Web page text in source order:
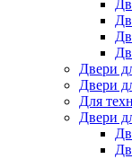
Двери
Двери
Для
Двери